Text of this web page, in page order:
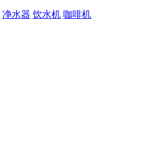
净水器 饮水机 咖啡机